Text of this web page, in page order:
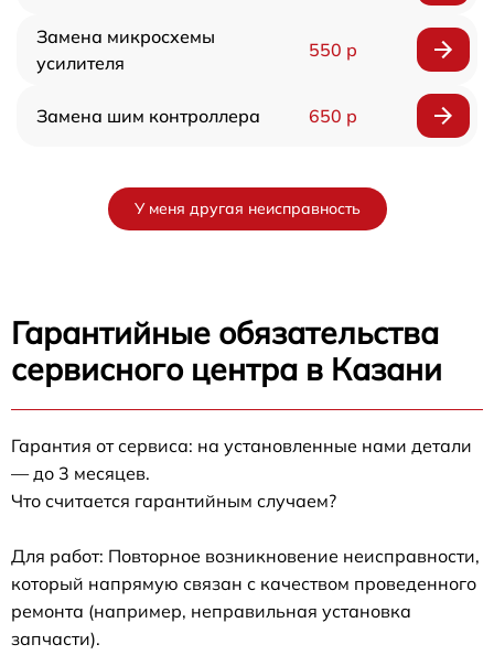
Замена микросхемы
усилителя
550 р
Замена шим контроллера 650 р
У меня другая неисправность
Гарантийные обязательства
сервисного центра в Казани
Гарантия от сервиса: на установленные нами детали
— до 3 месяцев.
Что считается гарантийным случаем?
Для работ: Повторное возникновение неисправности,
который напрямую связан с качеством проведенного
ремонта (например, неправильная установка
запчасти).